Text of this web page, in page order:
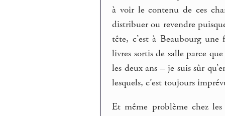
à voir le contenu de ces
distribuer ou revendre
tête, c’est à Beaubourg
livres sortis de salle parce
les deux ans – je suis sûr
lesquels, c’est toujours
Et même problème chez